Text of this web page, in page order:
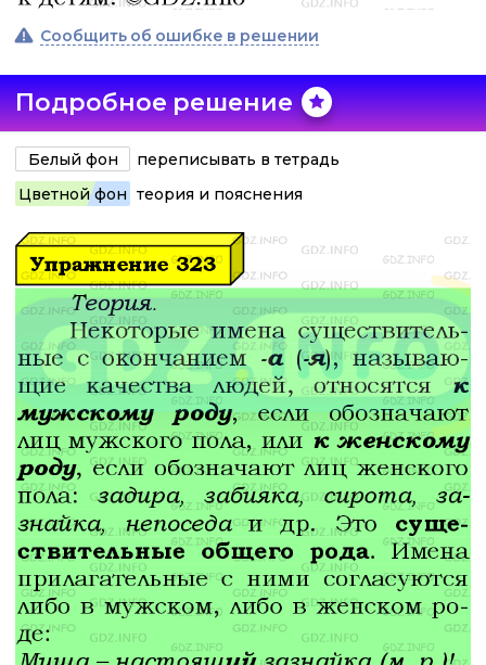
Сообщить об ошибке в решении
Подробное решение
Белый фон
переписывать в тетрадь
Цветной фон теория и пояснения